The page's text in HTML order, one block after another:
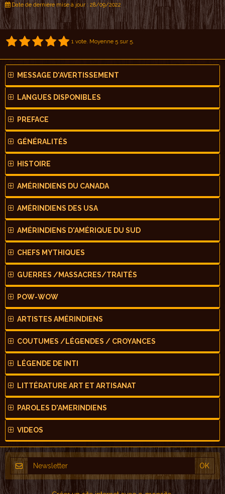
Date de dernière mise à jour : 28/09/2022
1 vote. Moyenne 5 sur 5.
MESSAGE D'AVERTISSEMENT
LANGUES DISPONIBLES
PREFACE
GÉNÉRALITÉS
HISTOIRE
AMÉRINDIENS DU CANADA
AMÉRINDIENS DES USA
AMÉRINDIENS D'AMÉRIQUE DU SUD
CHEFS MYTHIQUES
GUERRES /MASSACRES/TRAITÉS
POW-WOW
ARTISTES AMÉRINDIENS
COUTUMES /LÉGENDES / CROYANCES
LÉGENDE DE INTI
LITTÉRATURE ART ET ARTISANAT
PAROLES D'AMERINDIENS
VIDEOS